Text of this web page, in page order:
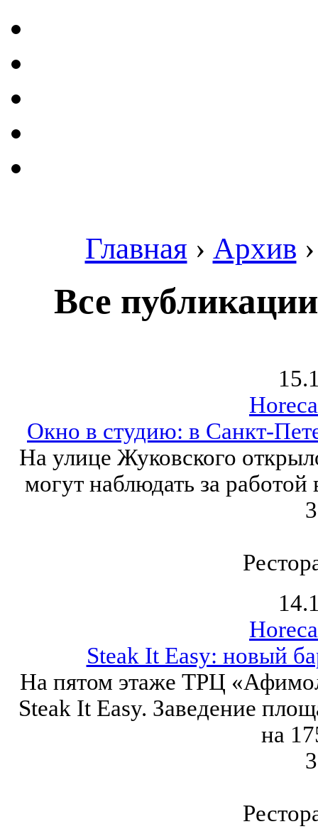
Главная › Архив
Все
Окно в студию: в Санкт-
На улице Жуковского
могут наблюдать за
Steak It Easy: новый
На пятом этаже ТРЦ
Steak It Easy. Заведение
на